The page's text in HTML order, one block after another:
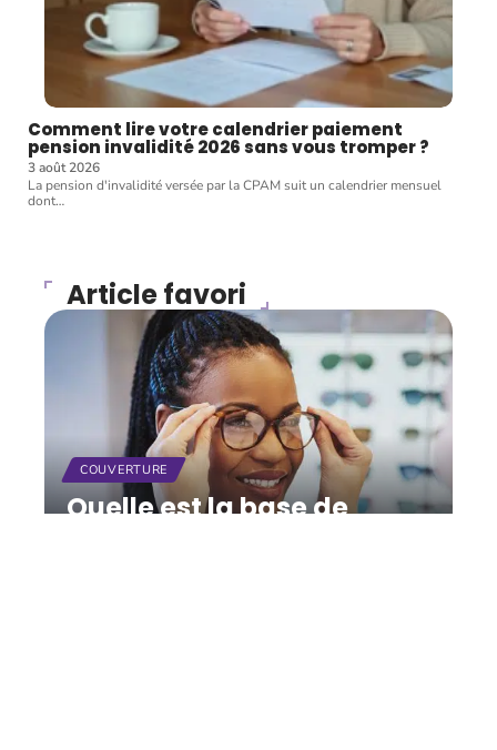
Comment lire votre calendrier paiement
pension invalidité 2026 sans vous tromper ?
3 août 2026
La pension d'invalidité versée par la CPAM suit un calendrier mensuel
dont…
Article favori
COUVERTURE
Quelle est la base de